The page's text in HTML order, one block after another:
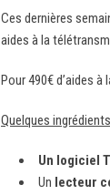
Ces dernières
aides à la
Pour 490€ d’aides
Quelques
Un logiciel
Un lecteur